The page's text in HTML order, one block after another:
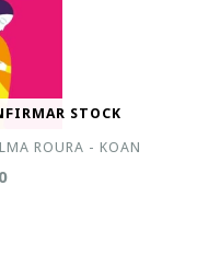
STOCK
ROURA - KOAN